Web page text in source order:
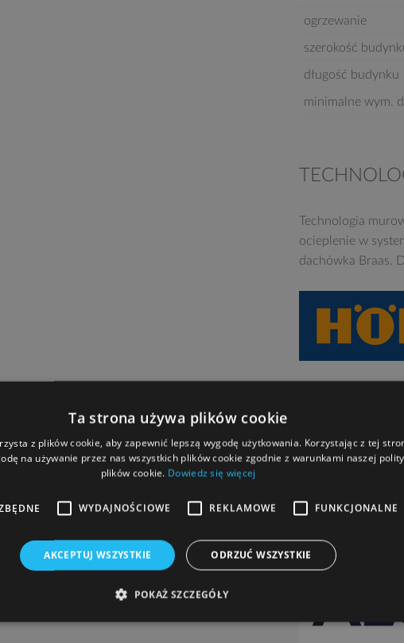
ogrzewanie
szerokość
długość budynku
minimalne wym.
Technologia
ocieplenie w
dachówka Braas.
Ta strona używa plików cookie
z plików cookie, aby zapewnić lepszą wygodę użytkowania. Korzystając z tej
na używanie przez nas wszystkich plików cookie zgodnie z warunkami naszej
plików cookie. Dowiedz się więcej
WYDAJNOŚCIOWE REKLAMOWE FUNKCJONALNE
AKCEPTUJ WSZYSTKIE ODRZUĆ WSZYSTKIE
POKAŻ SZCZEGÓŁY